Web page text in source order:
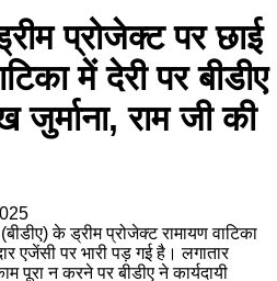
प्रोजेक्ट पर छाई
में देरी पर बीडीए
राम जी की
के ड्रीम प्रोजेक्ट रामायण वाटिका
एजेंसी पर भारी पड़ गई है। लगातार
पूरा न करने पर बीडीए ने कार्यदायी